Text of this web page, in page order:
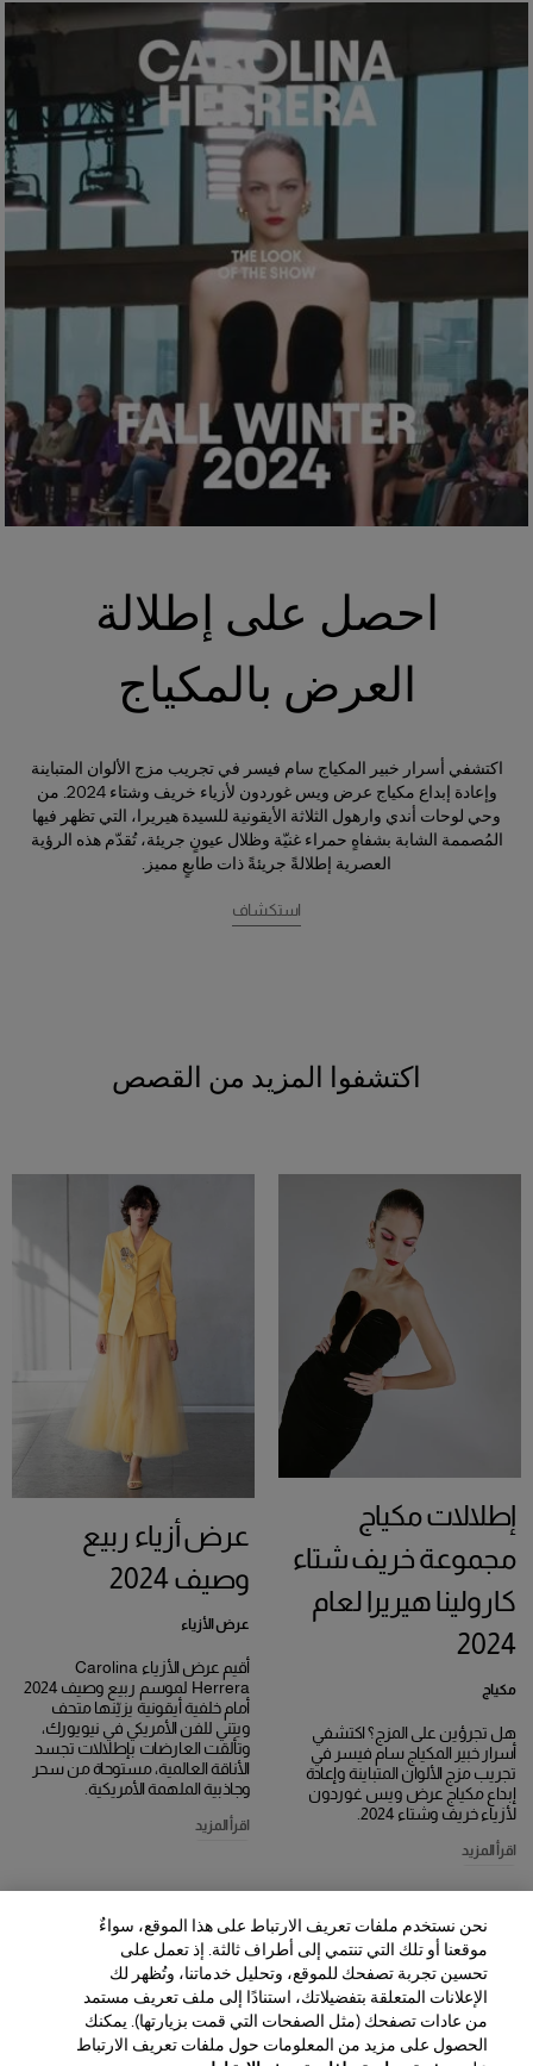
احصل على إطلالة
العرض بالمكياج
اكتشفي أسرار خبير المكياج سام فيسر في تجريب مزج الألوان المتباينة
وإعادة إبداع مكياج عرض ويس غوردون لأزياء خريف وشتاء 2024. من
وحي لوحات أندي وارهول الثلاثة الأيقونية للسيدة هيريرا، التي تظهر فيها
المُصممة الشابة بشفاهٍ حمراء غنيّة وظلال عيونٍ جريئة، تُقدّم هذه الرؤية
العصرية إطلالةً جريئةً ذات طابعٍ مميز.
استكشاف
اكتشفوا المزيد من القصص
إطلالات مكياج
مجموعة خريف شتاء
كارولينا هيريرا لعام
2024
مكياج
هل تجرؤين على المزج؟ اكتشفي
أسرار خبير المكياج سام فيسر في
تجريب مزج الألوان المتباينة وإعادة
إبداع مكياج عرض ويس غوردون
لأزياء خريف وشتاء 2024.
اقرأ المزيد
عرض أزياء ربيع
وصيف 2024
عرض الأزياء
أقيم عرض الأزياء Carolina
Herrera لموسم ربيع وصيف 2024
أمام خلفية أيقونية يزيّنها متحف
ويتني للفن الأمريكي في نيويورك،
وتألقت العارضات بإطلالات تجسد
الأناقة العالمية، مستوحاة من سحر
وجاذبية الملهمة الأمريكية.
اقرأ المزيد
نحن نستخدم ملفات تعريف الارتباط على هذا الموقع، سواءٌ
موقعنا أو تلك التي تنتمي إلى أطراف ثالثة. إذ تعمل على
تحسين تجربة تصفحك للموقع، وتحليل خدماتنا، وتُظهر لك
الإعلانات المتعلقة بتفضيلاتك، استنادًا إلى ملف تعريف مستمد
من عادات تصفحك (مثل الصفحات التي قمت بزيارتها). يمكنك
الحصول على مزيد من المعلومات حول ملفات تعريف الارتباط